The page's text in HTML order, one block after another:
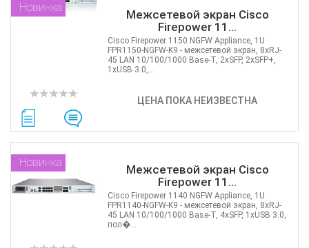
Межсетевой экран Cisco
Firepower 11...
Новинка
ЦЕНА ПОКА НЕИЗВЕСТНА
Cisco Firepower 1150 NGFW Appliance, 1U
FPR1150-NGFW-K9 - межсетевой экран, 8хRJ-
45 LAN 10/100/1000 Base-T, 2xSFP, 2xSFP+,
1хUSB 3.0,...
Межсетевой экран Cisco
Firepower 11...
Новинка
Cisco Firepower 1140 NGFW Appliance, 1U
FPR1140-NGFW-K9 - межсетевой экран, 8хRJ-
45 LAN 10/100/1000 Base-T, 4xSFP, 1хUSB 3.0,
пол�...